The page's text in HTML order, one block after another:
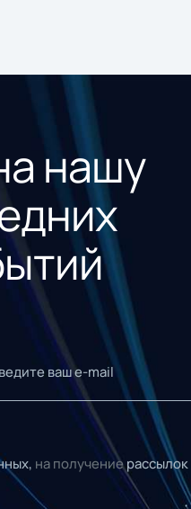
нашу
на получениерассылок